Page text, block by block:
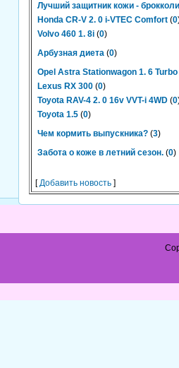
Лучший защитник кожи - брокколи
Honda CR-V 2. 0 i-VTEC Comfort (0
Volvo 460 1. 8i (0)
Арбузная диета (0)
Opel Astra Stationwagon 1. 6 Turbo
Lexus RX 300 (0)
Toyota RAV-4 2. 0 16v VVT-i 4WD (0
Toyota 1.5 (0)
Чем кормить выпускника? (3)
Забота о коже в летний сезон. (0)
[Добавить новость ]